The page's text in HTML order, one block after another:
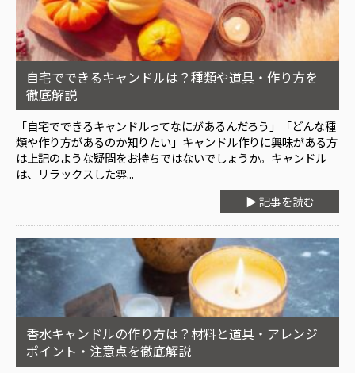
自宅でできるキャンドルは？種類や道具・作り方を
徹底解説
「自宅でできるキャンドルってなにがあるんだろう」「どんな種
類や作り方があるのか知りたい」キャンドル作りに興味がある方
は上記のような疑問をお持ちではないでしょうか。キャンドル
は、リラックスした雰...
▶ 記事を読む
香水キャンドルの作り方は？材料と道具・アレンジ
ポイント・注意点を徹底解説